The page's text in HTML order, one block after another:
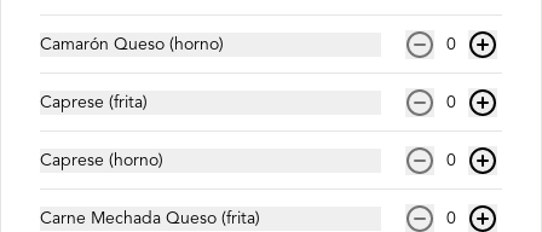
Agua Mineral Sin Gas
Camarón Queso (horno) 0
Caprese (frita) 0
Caprese (horno) 0
Carne Mechada Queso (frita) 0